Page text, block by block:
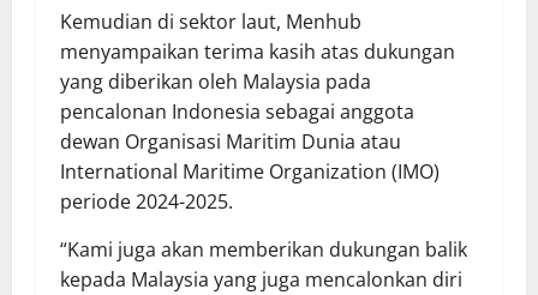
Kemudian di sektor laut, Menhub
menyampaikan terima kasih atas dukungan
yang diberikan oleh Malaysia pada
pencalonan Indonesia sebagai anggota
dewan Organisasi Maritim Dunia atau
International Maritime Organization (IMO)
periode 2024-2025.
“Kami juga akan memberikan dukungan balik
kepada Malaysia yang juga mencalonkan diri